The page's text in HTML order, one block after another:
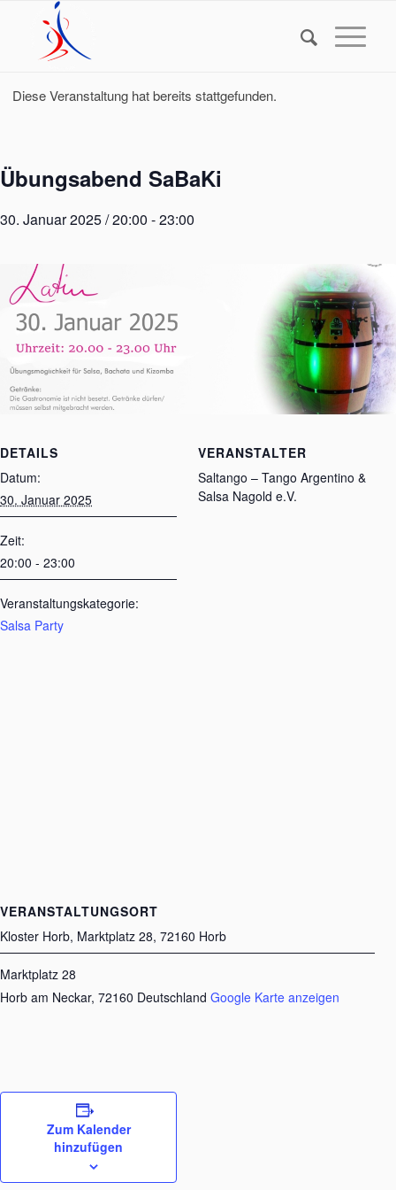
Diese Veranstaltung hat bereits stattgefunden.
Übungsabend SaBaKi
30. Januar 2025 / 20:00 -23:00
DETAILS
Datum:
30. Januar 2025
Zeit:
20:00 - 23:00
Veranstaltungskategorie:
Salsa Party
VERANSTALTER
Saltango – Tango Argentino &
Salsa Nagold e.V.
VERANSTALTUNGSORT
Kloster Horb, Marktplatz 28, 72160 Horb
Marktplatz 28
Horb am Neckar, 72160 Deutschland Google Karte anzeigen
Zum Kalender
hinzufügen